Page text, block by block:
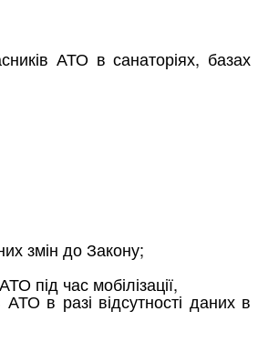
АТО в санаторіях, базах
змін до Закону;
під час мобілізації,
в разі відсутності даних в